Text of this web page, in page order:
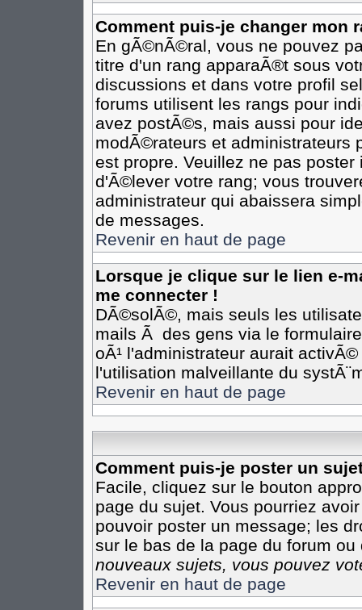
Comment puis-je changer mon
En gÃ©nÃ©ral, vous ne pouvez
titre d'un rang apparaÃ®t sous
discussions et dans votre profil
forums utilisent les rangs pour
avez postÃ©s, mais aussi pour
modÃ©rateurs et administrateurs
est propre. Veuillez ne pas
d'Ã©lever votre rang; vous
administrateur qui abaissera
de messages.
Revenir en haut de page
Lorsque je clique sur le lien e-
me connecter !
DÃ©solÃ©, mais seuls les
mails Ã des gens via le
oÃ¹ l'administrateur aurait
l'utilisation malveillante du
Revenir en haut de page
Comment puis-je poster un
Facile, cliquez sur le bouton
page du sujet. Vous pourriez
pouvoir poster un message; les
sur le bas de la page du forum
nouveaux sujets, vous pouvez
Revenir en haut de page